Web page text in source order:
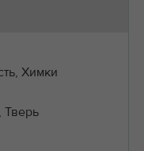
Химки
Тверь